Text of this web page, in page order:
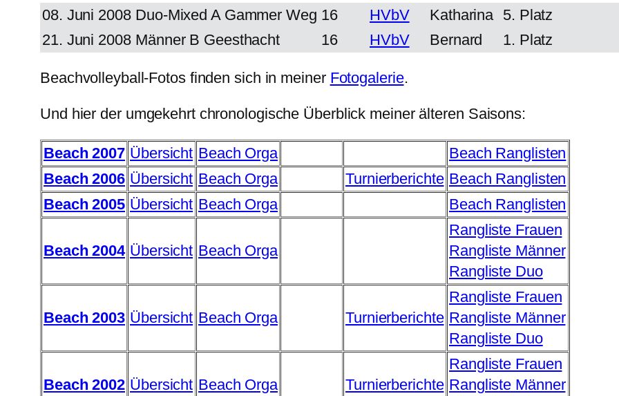
08. Juni 2008 Duo-Mixed A Gammer Weg 16 HVbV Katharina 5. Platz
21. Juni 2008 Männer B Geesthacht 16 HVbV Bernard 1. Platz
Beachvolleyball-Fotos finden sich in meiner Fotogalerie.
Und hier der umgekehrt chronologische Überblick meiner älteren Saisons:
Beach 2007 Übersicht Beach Orga
Beach Ranglisten
Beach 2006 Übersicht Beach Orga Turnierberichte Beach Ranglisten
Beach 2005 Übersicht Beach Orga Beach Ranglisten
Beach 2004 Übersicht Beach Orga
Rangliste Frauen
Rangliste Männer
Rangliste Duo
Beach 2003 Übersicht Beach Orga Turnierberichte
Rangliste Frauen
Rangliste Männer
Rangliste Duo
Beach 2002 Übersicht Beach Orga Turnierberichte
Rangliste Frauen
Rangliste Männer